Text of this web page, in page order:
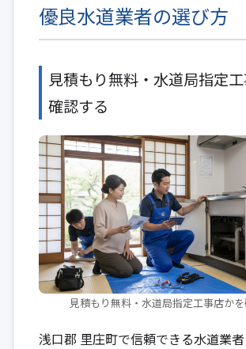
優良水道業者の選び方
見積もり無料・水道局指定
確認する
見積もり無料・水道局指定工事店か
浅口郡 里庄町で信頼できる水道業